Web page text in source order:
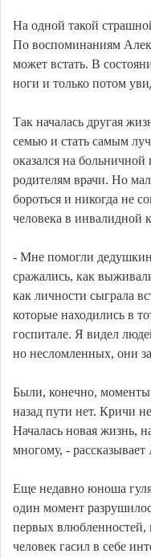
На одной такой
По воспоминаниям
может встать. В
ноги и только потом
Так началась другая
семью и стать самым
оказался на
родителям врачи. Но
бороться и никогда не
человека в инвалидной
- Мне помогли
сражались, как
как личности сыграла
которые находились в
госпитале. Я видел
но несломленных, они
Были, конечно,
назад пути нет. Кричи
Началась новая жизнь,
многому, -
Еще недавно юноша
один момент
первых
человек гасил в себе